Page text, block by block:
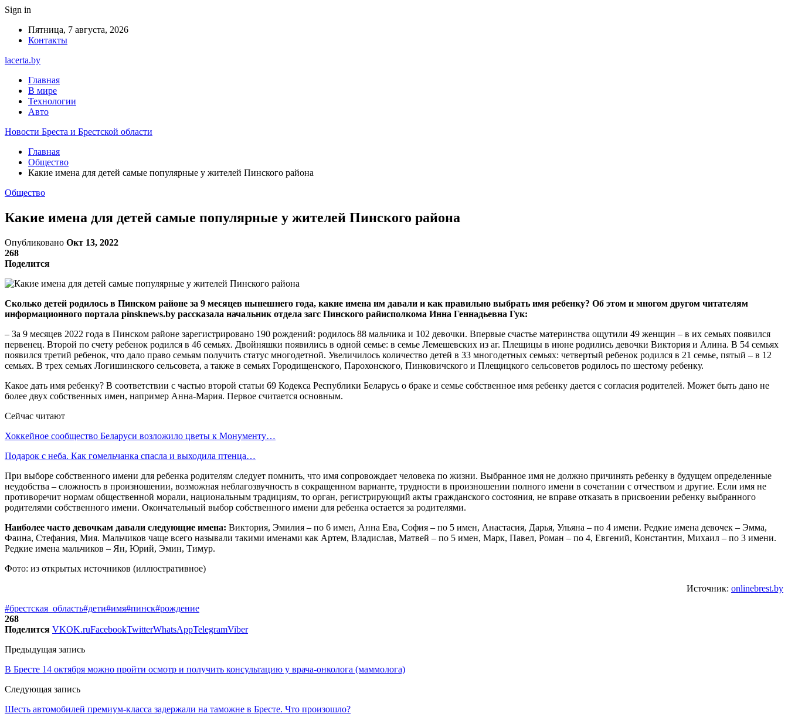
Sign in
Пятница, 7 августа, 2026
Контакты
lacerta.by
Главная
В мире
Технологии
Авто
Новости Бреста и Брестской области
Главная
Общество
Какие имена для детей самые популярные у жителей Пинского района
Общество
Какие имена для детей самые популярные у жителей Пинского района
Опубликовано Окт 13, 2022
268
Поделится
Сколько детей родилось в Пинском районе за 9 месяцев нынешнего года, какие имена им давали и как правильно выбрать имя ребенку? Об этом и многом другом читателям
информационного портала pinsknews.by рассказала начальник отдела загс Пинского райисполкома Инна Геннадьевна Гук:
– За 9 месяцев 2022 года в Пинском районе зарегистрировано 190 рождений: родилось 88 мальчика и 102 девочки. Впервые счастье материнства ощутили 49 женщин – в их семьях появился
первенец. Второй по счету ребенок родился в 46 семьях. Двойняшки появились в одной семье: в семье Лемешевских из аг. Плещицы в июне родились девочки Виктория и Алина. В 54 семьях
появился третий ребенок, что дало право семьям получить статус многодетной. Увеличилось количество детей в 33 многодетных семьях: четвертый ребенок родился в 21 семье, пятый – в 12
семьях. В трех семьях Логишинского сельсовета, а также в семьях Городищенского, Парохонского, Пинковичского и Плещицкого сельсоветов родилось по шестому ребенку.
Какое дать имя ребенку? В соответствии с частью второй статьи 69 Кодекса Республики Беларусь о браке и семье собственное имя ребенку дается с согласия родителей. Может быть дано не
более двух собственных имен, например Анна-Мария. Первое считается основным.
Сейчас читают
Хоккейное сообщество Беларуси возложило цветы к Монументу…
Подарок с неба. Как гомельчанка спасла и выходила птенца…
При выборе собственного имени для ребенка родителям следует помнить, что имя сопровождает человека по жизни. Выбранное имя не должно причинять ребенку в будущем определенные
неудобства – сложность в произношении, возможная неблагозвучность в сокращенном варианте, трудности в произношении полного имени в сочетании с отчеством и другие. Если имя не
противоречит нормам общественной морали, национальным традициям, то орган, регистрирующий акты гражданского состояния, не вправе отказать в присвоении ребенку выбранного
родителями собственного имени. Окончательный выбор собственного имени для ребенка остается за родителями.
Наиболее часто девочкам давали следующие имена: Виктория, Эмилия – по 6 имен, Анна Ева, София – по 5 имен, Анастасия, Дарья, Ульяна – по 4 имени. Редкие имена девочек – Эмма,
Фаина, Стефания, Мия. Мальчиков чаще всего называли такими именами как Артем, Владислав, Матвей – по 5 имен, Марк, Павел, Роман – по 4, Евгений, Константин, Михаил – по 3 имени.
Редкие имена мальчиков – Ян, Юрий, Эмин, Тимур.
Фото: из открытых источников (иллюстративное)
Источник: onlinebrest.by
#брестская_область#дети#имя#пинск#рождение
268
Поделится VKOK.ruFacebookTwitterWhatsAppTelegramViber
Предыдущая запись
В Бресте 14 октября можно пройти осмотр и получить консультацию у врача-онколога (маммолога)
Следующая запись
Шесть автомобилей премиум-класса задержали на таможне в Бресте. Что произошло?